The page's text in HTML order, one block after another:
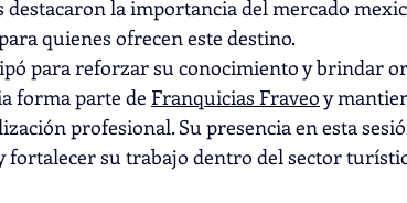
destacaron la importancia del mercado
quienes ofrecen este destino.
para reforzar su conocimiento y brindar
forma parte de Franquicias Fraveo y
profesional. Su presencia en esta
su trabajo dentro del sector